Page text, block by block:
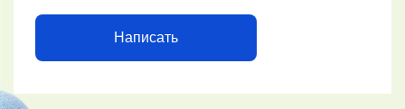
Написать